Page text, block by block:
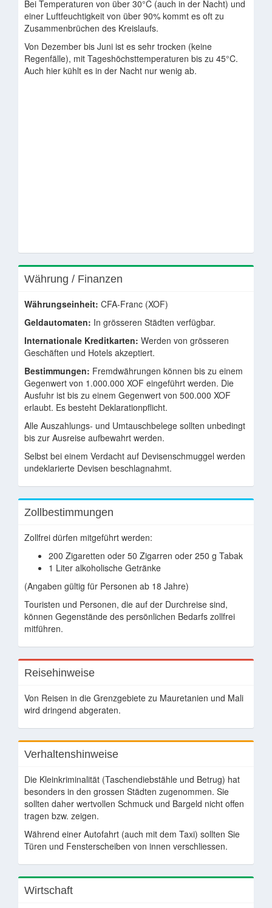
Bei Temperaturen von über 30°C (auch in der Nacht) und
einer Luftfeuchtigkeit von über 90% kommt es oft zu
Zusammenbrüchen des Kreislaufs.
Von Dezember bis Juni ist es sehr trocken (keine
Regenfälle), mit Tageshöchsttemperaturen bis zu 45°C.
Auch hier kühlt es in der Nacht nur wenig ab.
Währung / Finanzen
Währungseinheit: CFA-Franc (XOF)
Geldautomaten: In grösseren Städten verfügbar.
Internationale Kreditkarten: Werden von grösseren
Geschäften und Hotels akzeptiert.
Bestimmungen: Fremdwährungen können bis zu einem
Gegenwert von 1.000.000 XOF eingeführt werden. Die
Ausfuhr ist bis zu einem Gegenwert von 500.000 XOF
erlaubt. Es besteht Deklarationpflicht.
Alle Auszahlungs- und Umtauschbelege sollten unbedingt
bis zur Ausreise aufbewahrt werden.
Selbst bei einem Verdacht auf Devisenschmuggel werden
undeklarierte Devisen beschlagnahmt.
Zollbestimmungen
Zollfrei dürfen mitgeführt werden:
200 Zigaretten oder 50 Zigarren oder 250 g Tabak
1 Liter alkoholische Getränke
(Angaben gültig für Personen ab 18 Jahre)
Touristen und Personen, die auf der Durchreise sind,
können Gegenstände des persönlichen Bedarfs zollfrei
mitführen.
Reisehinweise
Von Reisen in die Grenzgebiete zu Mauretanien und Mali
wird dringend abgeraten.
Verhaltenshinweise
Die Kleinkriminalität (Taschendiebstähle und Betrug) hat
besonders in den grossen Städten zugenommen. Sie
sollten daher wertvollen Schmuck und Bargeld nicht offen
tragen bzw. zeigen.
Während einer Autofahrt (auch mit dem Taxi) sollten Sie
Türen und Fensterscheiben von innen verschliessen.
Wirtschaft